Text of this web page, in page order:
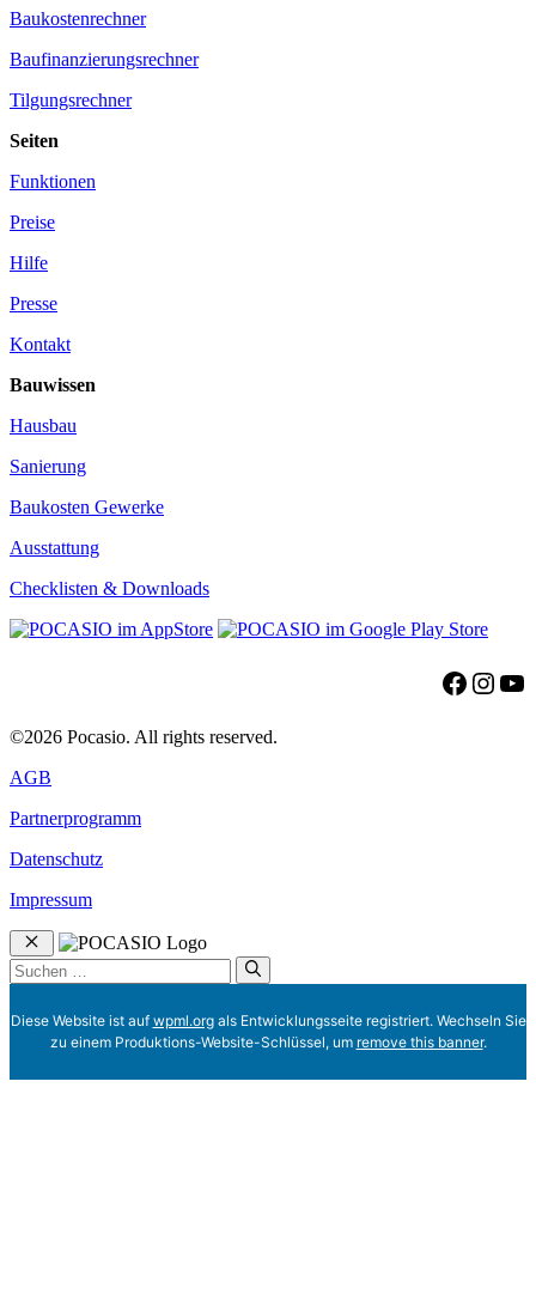
Baukostenrechner
Baufinanzierungsrechner
Tilgungsrechner
Seiten
Funktionen
Preise
Hilfe
Presse
Kontakt
Bauwissen
Hausbau
Sanierung
Baukosten Gewerke
Ausstattung
Checklisten & Downloads
©2026 Pocasio. All rights reserved.
AGB
Partnerprogramm
Datenschutz
Impressum
Schließen
Suchen
nach:
Diese Website ist auf wpml.orgals Entwicklungsseite registriert. Wechseln Sie
zu einem Produktions-Website-Schlüssel, um remove this banner.